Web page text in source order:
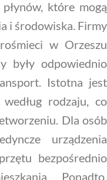
które mogą
i środowiska. Firmy
w Orzeszu
były odpowiednio
Istotna jest
rodzaju, co
Dla osób
urządzenia
bezpośrednio
Ponadto,